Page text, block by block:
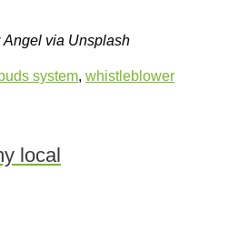
Angel via Unsplash
system, whistleblower
local